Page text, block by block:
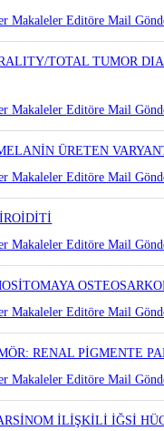
FEATURES IN
MakalelerEditöre Mail
TOTAL TUMOR
MakalelerEditöre Mail
ÜRETEN
Makaleler
MakalelerEditöre Mail
MakalelerEditöre Mail
RENAL PİGMENTE
MakalelerEditöre Mail